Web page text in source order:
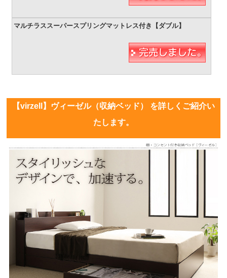
【virzell】ヴィーゼル（収納ベッド） を詳しくご紹介い
たします。